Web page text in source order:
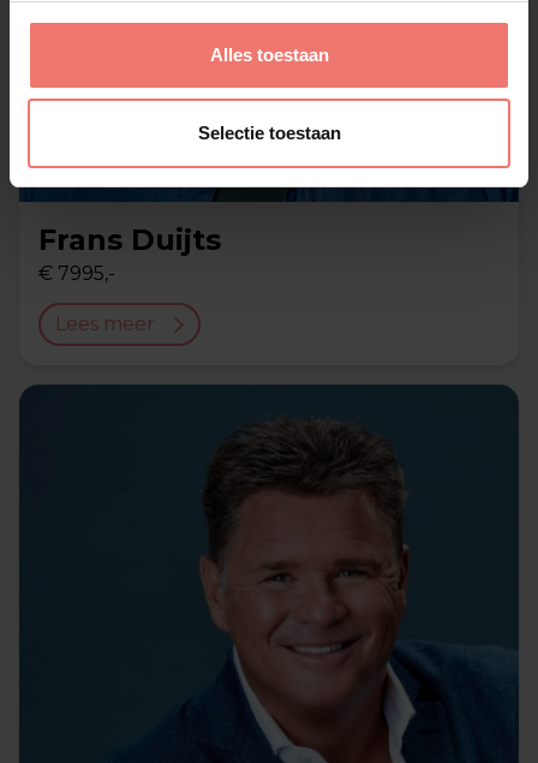
Alles toestaan
Selectie toestaan
Frans Duijts
€ 7995,-
Lees meer